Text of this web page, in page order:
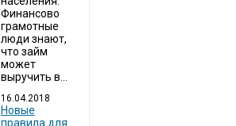
Финансово
грамотные
люди знают,
что займ
может
выручить в...
16.04.2018
Новые
правила для